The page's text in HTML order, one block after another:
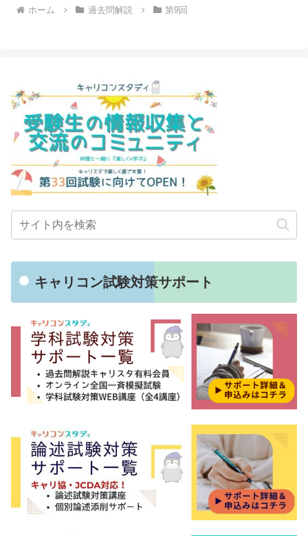
ホーム 過去問解説 第9回
キャリコン試験対策サポート